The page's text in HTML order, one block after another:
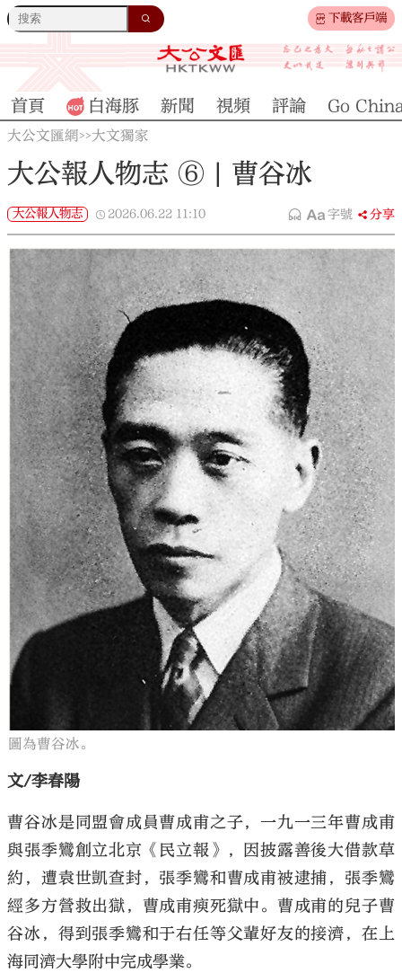
下載客戶端
大公文匯
首頁 白海豚 新聞 視頻 評論 Go
大公文匯網>>大文獨家
大公報人物志 ⑥ | 曹谷冰
大公報人物志 2026.06.22 11:10 字號 分享
圖為曹谷冰。
文/李春陽
曹谷冰是同盟會成員曹成甫之子，一九一三年曹成甫
與張季鸞創立北京《民立報》，因披露善後大借款草
約，遭袁世凱查封，張季鸞和曹成甫被逮捕，張季鸞
經多方營救出獄，曹成甫瘐死獄中。曹成甫的兒子曹
谷冰，得到張季鸞和于右任等父輩好友的接濟，在上
海同濟大學附中完成學業。